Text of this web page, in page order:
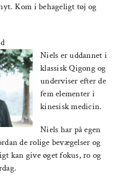
Kom i behageligt tøj og
Niels er uddannet i
klassisk Qigong og
underviser efter de
fem elementer i
kinesisk medicin.
Niels har på egen
de rolige bevægelser og
kan give øget fokus, ro og